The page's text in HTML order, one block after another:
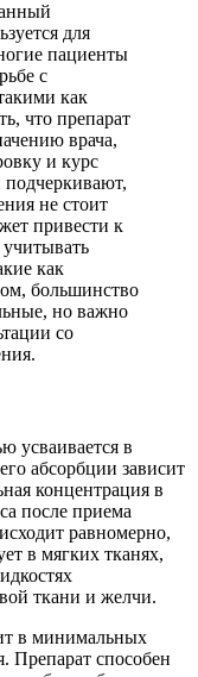
для
пациенты
с
как
что препарат
врача,
и курс
подчеркивают,
не стоит
привести к
как
большинство
но важно
со
усваивается в
абсорбции зависит
концентрация в
после приема
равномерно,
в мягких тканях,
ткани и желчи.
в минимальных
Препарат способен